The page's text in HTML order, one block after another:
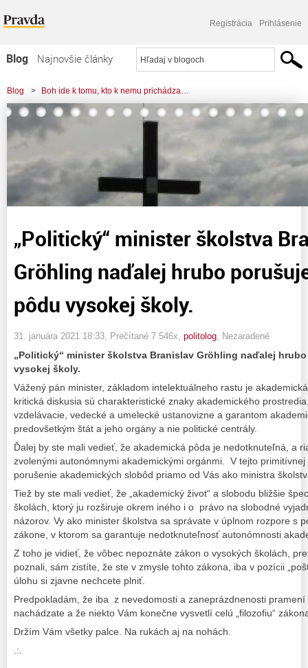
Registrácia Prihlásenie
Blog
Najnovšie články
Najčítanejšie články
Najkomentovanejšie články
Zoznam blogov
Komerčné blogy
Blog > Boh ide k tomu, kto k nemu prichádza…
> „Politický“ minister školstva Branislav Gröhling naďalej hrubo porušuje
akademickú pôdu vysokej
„Politický“ minister školstva
Gröhling naďalej hrubo
pôdu vysokej školy.
31. januára 2021 18:33 , Prečítané 7 546x, politolog Nezaradené
„Politický“ minister školstva Branislav Gröhling naďalej
vysokej školy.
Vážený pán minister, základom intelektuálneho rastu je
kritická diskusia sú charakteristické znaky akademického
vzdelávacie, vedecké a umelecké ustanovizne a garantom
predovšetkým štát a jeho orgány a nie politické centrály.
Ďalej by ste mali vedieť, že akademická pôda je nedotknuteľná, a
zvolenými autonómnymi akademickými orgánmi. V tejto
porušenie akademických slobôd priamo od Vás ako ministra
Tiež by ste mali vedieť, že „akademický život“ a slobodu bližšie
školách, ktorý ju rozširuje okrem iného i o právo na slobodné
názorov. Vy ako minister školstva sa správate v úplnom rozpore s
zákone, v ktorom sa garantuje nedotknuteľnosť autonómnosti
Z toho je vidieť, že vôbec nepoznáte zákon o vysokých školách,
poznali, sám zistíte, že ste v zmysle tohto zákona, iba v pozícii
úlohu si zjavne nechcete plniť.
Predpokladám, že iba z nevedomosti a zaneprázdnenosti
nachádzate a že niekto Vám konečne vysvetlí celú „filozofiu“
Držím Vám všetky palce. Na rukách aj na nohách.
.:.